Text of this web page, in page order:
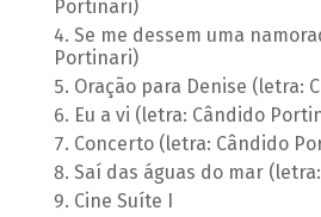
Portinari)
Se me dessem uma
Portinari)
Oração para Denise (letra:
Eu a vi (letra: Cândido
Concerto (letra: Cândido
Saí das águas do mar
Cine Suíte I